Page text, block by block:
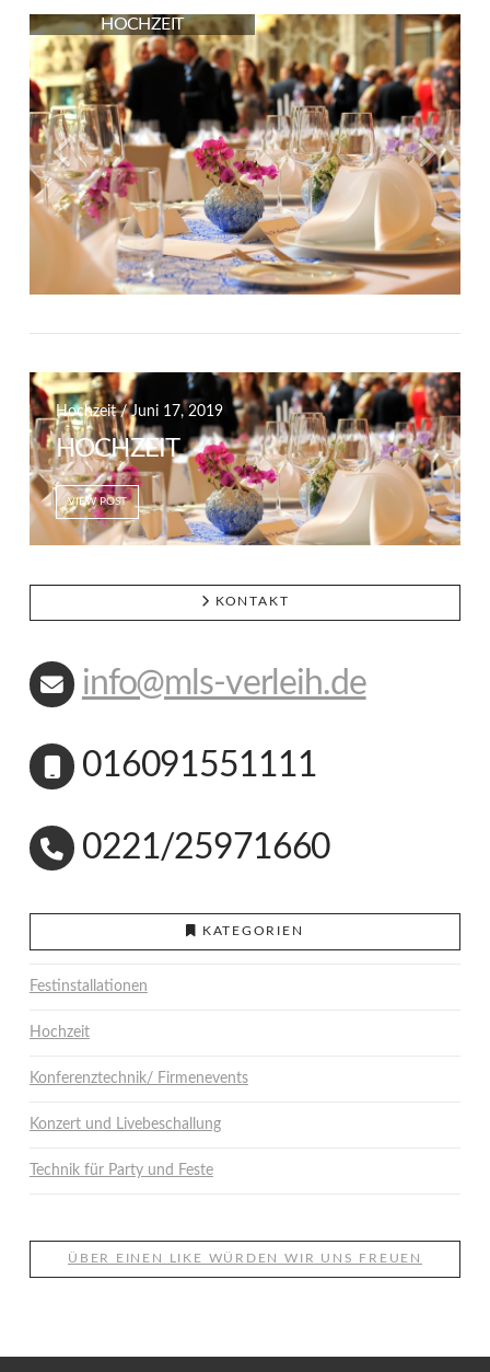
HOCHZEIT
Hochzeit / Juni 17, 2019
HOCHZEIT
VIEW POST
KONTAKT
info@mls-verleih.de
016091551111
0221/25971660
KATEGORIEN
Festinstallationen
Hochzeit
Konferenztechnik/ Firmenevents
Konzert und Livebeschallung
Technik für Party und Feste
ÜBER EINEN LIKE WÜRDEN WIR UNS FREUEN